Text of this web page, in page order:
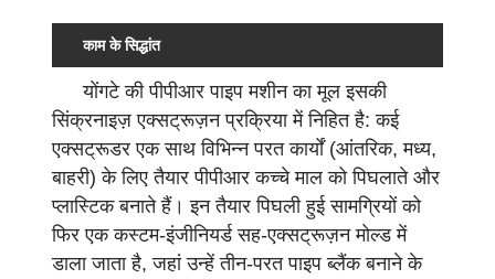
विशिष्ट प्रकार के कच्चे माल को गर्म करने, पिघलाने और
बाहर निकालने के लिए जिम्मेदार होता है। सह-
एक्सट्रूज़न के लिए मोल्ड प्रणाली महत्वपूर्ण है, इसका
रनर डिज़ाइन तीन-परत संरचना के समग्र प्रभाव और
पाइप के क्रॉस-सेक्शन के आकार को निर्धारित करता है।
कूलिंग और साइजिंग प्रणाली तेजी से पाइप को ठंडा करने
और आकार देने के लिए साइजिंग स्लीव और कूलिंग वॉटर
टैंक का उपयोग करती है, जिससे आयामी सटीकता और
सतह की गुणवत्ता सुनिश्चित होती है। कर्षण प्रणाली
काम के सिद्धांत
योंगटे की पीपीआर पाइप मशीन का मूल इसकी
सिंक्रनाइज़ एक्सट्रूज़न प्रक्रिया में निहित है: कई
एक्सट्रूडर एक साथ विभिन्न परत कार्यों (आंतरिक, मध्य,
बाहरी) के लिए तैयार पीपीआर कच्चे माल को पिघलाते और
प्लास्टिक बनाते हैं। इन तैयार पिघली हुई सामग्रियों को
फिर एक कस्टम-इंजीनियर्ड सह-एक्सट्रूज़न मोल्ड में
डाला जाता है, जहां उन्हें तीन-परत पाइप ब्लैंक बनाने के